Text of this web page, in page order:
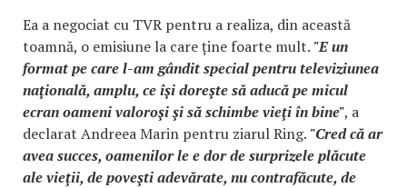
Ea a negociat cu TVR pentru a realiza, din această
toamnă, o emisiune la care ține foarte mult. "E un
format pe care l-am gândit special pentru televiziunea
naţională, amplu, ce îşi doreşte să aducă pe micul
ecran oameni valoroşi şi să schimbe vieţi în bine", a
declarat Andreea Marin pentru ziarul Ring. "Cred că ar
avea succes, oamenilor le e dor de surprizele plăcute
ale vieţii, de poveşti adevărate, nu contrafăcute, de